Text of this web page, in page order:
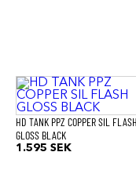
HD TANK PPZ COPPER SIL FLASH
GLOSS BLACK
1.595SEK